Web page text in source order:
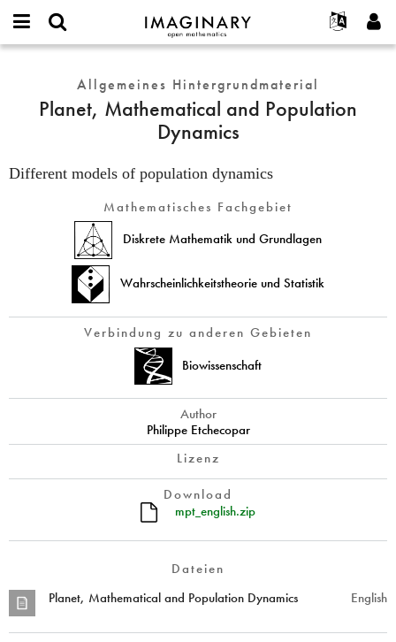
IMAGINARY
open
Français
Deutsch
한국어
Español
Programme
Galerien
Hands-on
Filme
Texte
Projekte
Mitmachen
Kontakt
username
Passwort
Mathematical
and
Allgemeines Hintergrundmaterial
Planet, Mathematical and Population
Dynamics
Different models of population dynamics
Mathematisches Fachgebiet
Diskrete Mathematik und Grundlagen
Wahrscheinlichkeitstheorie und Statistik
Verbindung zu anderen Gebieten
Biowissenschaft
Author
Philippe Etchecopar
Lizenz
Download
mpt_english.zip
Dateien
English
Planet, Mathematical and Population Dynamics